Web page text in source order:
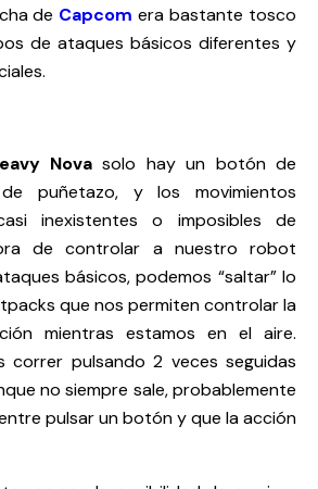
de Capcom era bastante tosco
de ataques básicos diferentes y
Nova solo hay un botón de
puñetazo, y los movimientos
inexistentes o imposibles de
de controlar a nuestro robot
básicos, podemos “saltar” lo
que nos permiten controlar la
mientras estamos en el aire.
correr pulsando 2 veces seguidas
no siempre sale, probablemente
pulsar un botón y que la acción